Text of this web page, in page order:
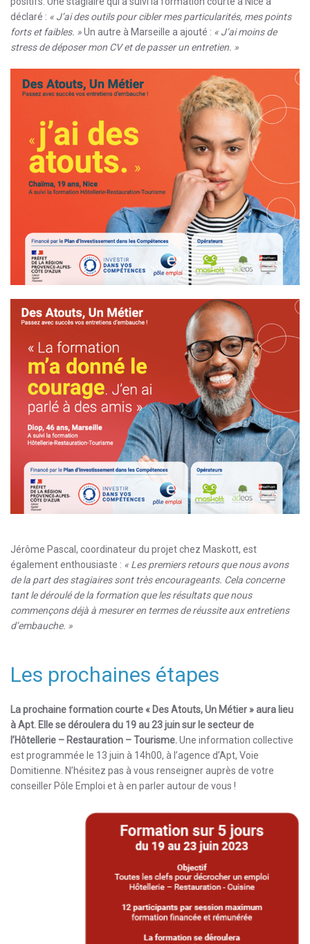
déclaré : « J’ai des outils pour cibler mes particularités, mes points
forts et faibles. »Un autre à Marseille a ajouté : « J’ai moins de
stress de déposer mon CV et de passer un entretien. »
Jérôme Pascal, coordinateur du projet chez Maskott, est
également enthousiaste : « Les premiers retours que nous avons
de la part des stagiaires sont très encourageants. Cela concerne
tant le déroulé de la formation que les résultats que nous
commençons déjà à mesurer en termes de réussite aux entretiens
d’embauche. »
Les prochaines étapes
La prochaine formation courte « Des Atouts, Un Métier » aura lieu
à Apt. Elle se déroulera du 19 au 23 juin sur le secteur de
l’Hôtellerie – Restauration – Tourisme.Une information collective
est programmée le 13 juin à 14h00, à l’agence d’Apt, Voie
Domitienne. N’hésitez pas à vous renseigner auprès de votre
conseiller Pôle Emploi et à en parler autour de vous !